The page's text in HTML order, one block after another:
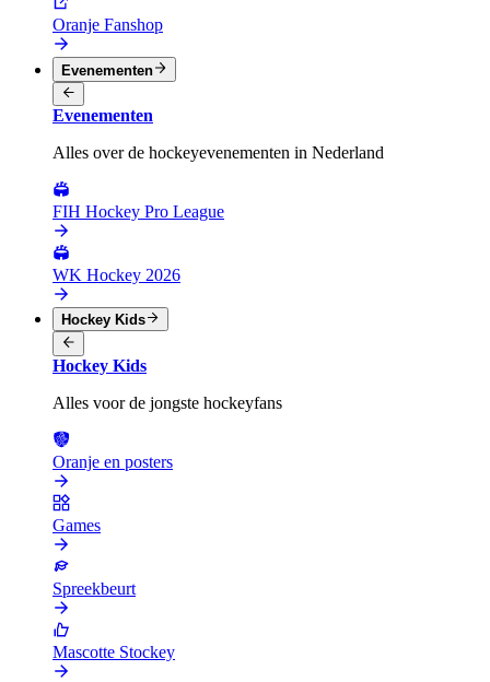
Oranje Fanshop
Evenementen
Evenementen
Alles over de hockeyevenementen in Nederland
FIH Hockey Pro League
WK Hockey 2026
Hockey Kids
Hockey Kids
Alles voor de jongste hockeyfans
Oranje en posters
Games
Spreekbeurt
Mascotte Stockey